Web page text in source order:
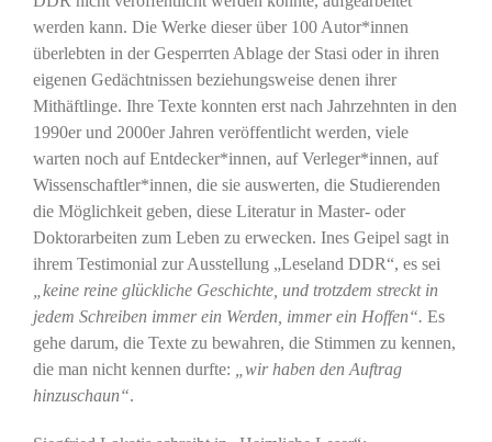
werden kann. Die Werke dieser über 100 Autor*innen
überlebten in der Gesperrten Ablage der Stasi oder in ihren
eigenen Gedächtnissen beziehungsweise denen ihrer
Mithäftlinge. Ihre Texte konnten erst nach Jahrzehnten in den
1990er und 2000er Jahren veröffentlicht werden, viele
warten noch auf Entdecker*innen, auf Verleger*innen, auf
Wissenschaftler*innen, die sie auswerten, die Studierenden
die Möglichkeit geben, diese Literatur in Master- oder
Doktorarbeiten zum Leben zu erwecken. Ines Geipel sagt in
ihrem Testimonial zur Ausstellung „Leseland DDR“, es sei
„keine reine glückliche Geschichte, und trotzdem streckt in
jedem Schreiben immer ein Werden, immer ein Hoffen“. Es
gehe darum, die Texte zu bewahren, die Stimmen zu kennen,
die man nicht kennen durfte:
„wir haben den Auftrag
hinzuschaun“.